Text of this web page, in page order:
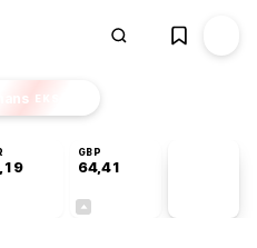
EKSTRA
GBP
64,41